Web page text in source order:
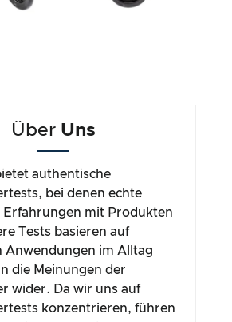
Über Uns
authentische
bei denen echte
Erfahrungen mit Produkten
Tests basieren auf
Anwendungen im Alltag
die Meinungen der
wider. Da wir uns auf
konzentrieren, führen